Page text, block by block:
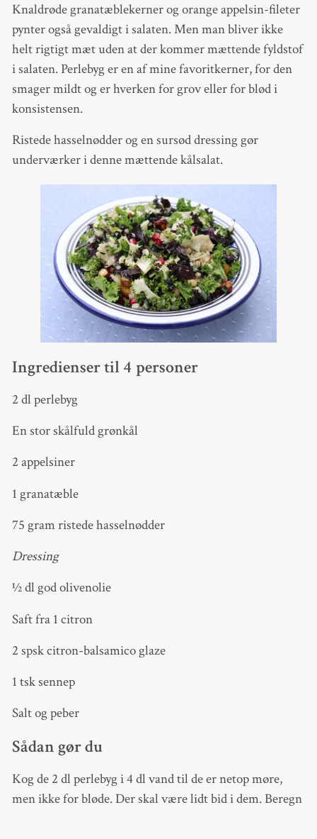
Knaldrøde granatæblekerner og orange appelsin-fileter
pynter også gevaldigt i salaten. Men man bliver ikke
helt rigtigt mæt uden at der kommer mættende fyldstof
i salaten. Perlebyg er en af mine favoritkerner, for den
smager mildt og er hverken for grov eller for blød i
konsistensen.
Ristede hasselnødder og en sursød dressing gør
underværker i denne mættende kålsalat.
Ingredienser til 4 personer
2 dl perlebyg
En stor skålfuld grønkål
2 appelsiner
1 granatæble
75 gram ristede hasselnødder
Dressing
½ dl god olivenolie
Saft fra 1 citron
2 spsk citron-balsamico glaze
1 tsk sennep
Salt og peber
Sådan gør du
Kog de 2 dl perlebyg i 4 dl vand til de er netop møre,
men ikke for bløde. Der skal være lidt bid i dem. Beregn